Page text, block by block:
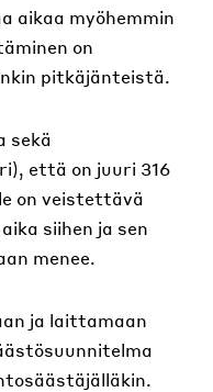
aikaa myöhemmin
on
pitkäjänteistä.
sekä
että on juuri 316
on veistettävä
siihen ja sen
menee.
ja laittamaan